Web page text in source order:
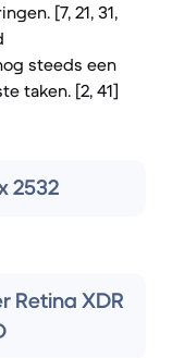
[7, 21, 31,
steeds een
taken. [2, 41]
2532
Retina XDR